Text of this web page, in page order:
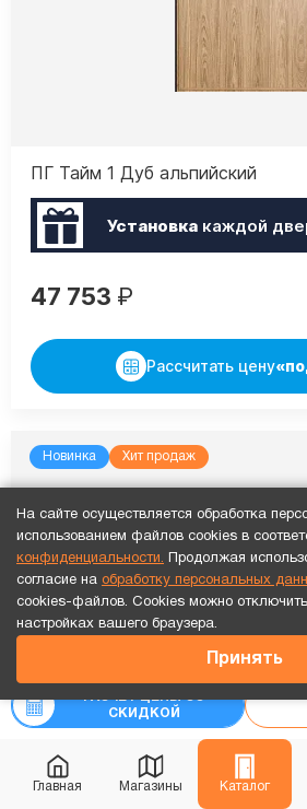
Главная Магазины Каталог
Точный расчет за 10 минут по
СКИДКОЙ
ПГ Тайм 1 Дуб альпийский
Установкакаждой
47 753 ₽
Рассчитать цену
Новинка Хит продаж
На сайте осуществляется обработка
использованием файлов cookies в
конфиденциальности. Продолжая
согласие на обработку персональных
cookies-файлов. Cookies можно
настройках вашего браузера.
Принять